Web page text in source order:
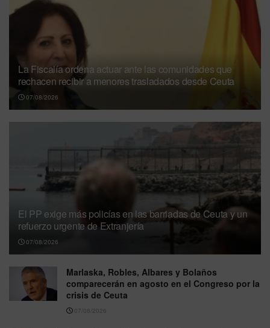
La Fiscalía ordena actuar ante las comunidades que
rechacen recibir a menores trasladados desde Ceuta
07/08/2026
El PP exige más policías en las barriadas de Ceuta y un
refuerzo urgente de Extranjería
07/08/2026
Marlaska, Robles, Albares y Bolaños
comparecerán en agosto en el Congreso por la
crisis de Ceuta
07/08/2026